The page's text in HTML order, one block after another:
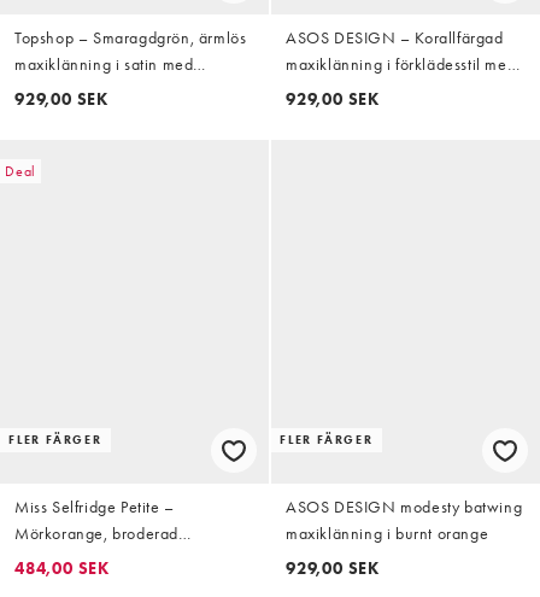
Topshop – Smaragdgrön, ärmlös
maxiklänning i satin med
asymmetrisk drapering
929,00 SEK
ASOS DESIGN – Korallfärgad
maxiklänning i förklädesstil med
två lager och volang
929,00 SEK
Deal
FLER FÄRGER
Miss Selfridge Petite –
Mörkorange, broderad
maxiklänning i milkmaid-modell
484,00 SEK
FLER FÄRGER
ASOS DESIGN modesty batwing
maxiklänning i burnt orange
929,00 SEK